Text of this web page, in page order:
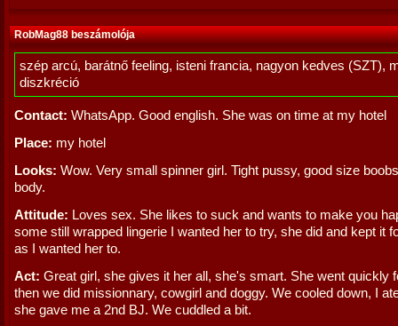
RobMag88 beszámolója
szép arcú, barátnő feeling, isteni francia, nagyon kedves (SZT),
diszkréció
Contact: WhatsApp. Good english. She was on time at my hotel
Place: my hotel
Looks: Wow. Very small spinner girl. Tight pussy, good size
body.
Attitude: Loves sex. She likes to suck and wants to make you
some still wrapped lingerie I wanted her to try, she did and kept it
as I wanted her to.
Act: Great girl, she gives it her all, she's smart. She went quickly
then we did missionnary, cowgirl and doggy. We cooled down, I
she gave me a 2nd BJ. We cuddled a bit.